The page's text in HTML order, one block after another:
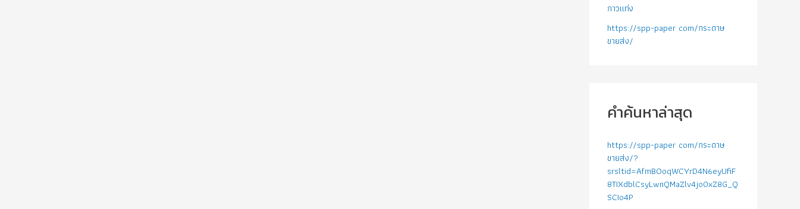
กาวแท่ง
https://spp-paper com/กระดาษ
ขายส่ง/
คำค้นหาล่าสุด
https://spp-paper com/กระดาษ
ขายส่ง/?
srsltid=AfmBOoqWCYrD4N6eyUfiF
8TIXdblCsyLwnQMaZlv4jo0xZ8G_Q
SCIo4P